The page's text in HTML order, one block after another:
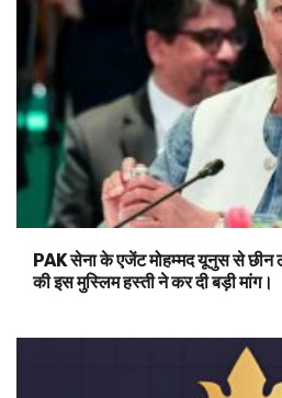
PAK सेना के एजेंट मोहम्मद यूनुस से छीन
की इस मुस्लिम हस्ती ने कर दी बड़ी मांग।